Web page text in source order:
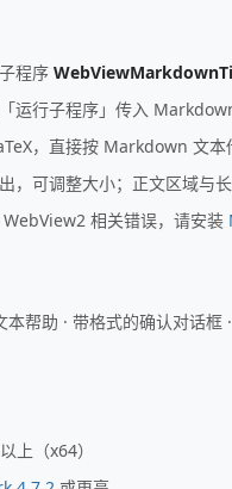
程序
运行子程序」传入
，直接按 Markdown 文本
，可调整大小；正文区域与
相关错误，请安装
本帮助 · 带格式的确认对话
上（x64）